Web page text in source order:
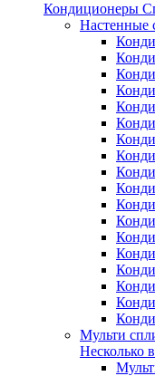
Кондиционеры
Настенные
Мульти
Несколько